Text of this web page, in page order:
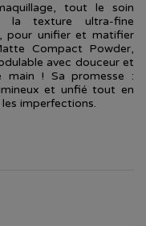
tout le soin
la texture ultra-fine
pour unifier et matifier
Compact Powder,
avec douceur et
! Sa promesse :
et unfié tout en
imperfections.